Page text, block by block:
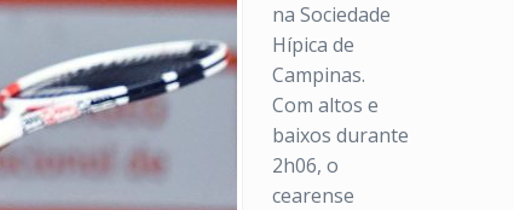
na Sociedade
Hípica de
Campinas.
Com altos e
baixos durante
2h06, o
cearense